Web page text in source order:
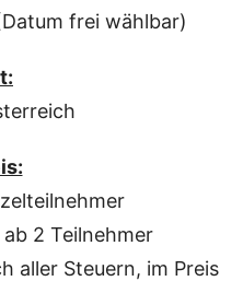
frei wählbar)
2 Teilnehmer
aller Steuern, im Preis